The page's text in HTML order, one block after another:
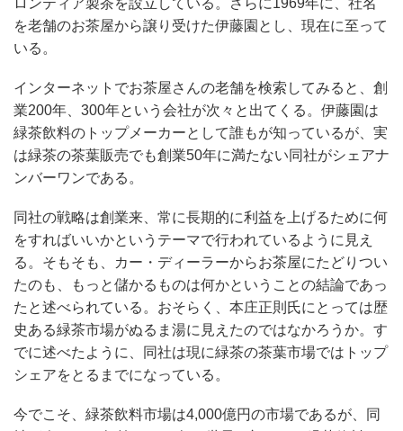
を老舗のお茶屋から譲り受けた伊藤園とし、現在に至って
いる。
インターネットでお茶屋さんの老舗を検索してみると、創
業200年、300年という会社が次々と出てくる。伊藤園は
緑茶飲料のトップメーカーとして誰もが知っているが、実
は緑茶の茶葉販売でも創業50年に満たない同社がシェアナ
ンバーワンである。
同社の戦略は創業来、常に長期的に利益を上げるために何
をすればいいかというテーマで行われているように見え
る。そもそも、カー・ディーラーからお茶屋にたどりつい
たのも、もっと儲かるものは何かということの結論であっ
たと述べられている。おそらく、本庄正則氏にとっては歴
史ある緑茶市場がぬるま湯に見えたのではなかろうか。す
でに述べたように、同社は現に緑茶の茶葉市場ではトップ
シェアをとるまでになっている。
今でこそ、緑茶飲料市場は4,000億円の市場であるが、同